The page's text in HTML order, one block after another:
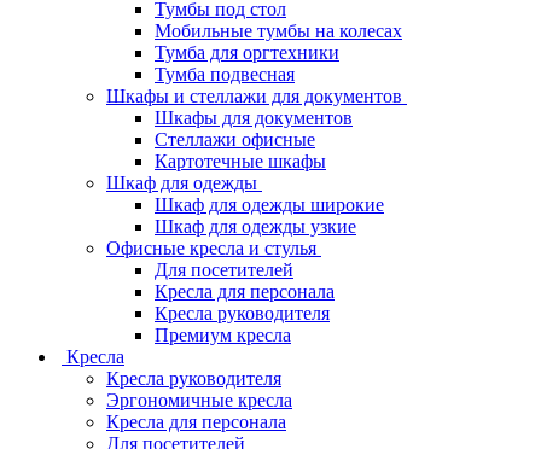
Тумбы под стол
Мобильные тумбы на колесах
Тумба для оргтехники
Тумба подвесная
Шкафы и стеллажи для документов
Шкафы для документов
Стеллажи офисные
Картотечные шкафы
Шкаф для одежды
Шкаф для одежды широкие
Шкаф для одежды узкие
Офисные кресла и стулья
Для посетителей
Кресла для персонала
Кресла руководителя
Премиум кресла
Кресла
Кресла руководителя
Эргономичные кресла
Кресла для персонала
Для посетителей